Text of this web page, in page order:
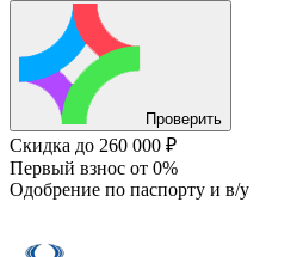
Проверить
Скидка до 260 000 ₽
Первый взнос от 0%
Одобрение по паспорту и в/у